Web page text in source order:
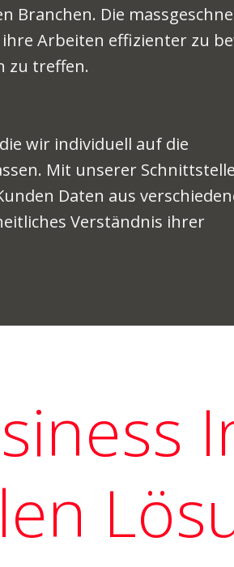
Branchen. Die
Arbeiten effizienter zu
zu treffen.
wir individuell auf die
Mit unserer
Daten aus
Verständnis ihrer